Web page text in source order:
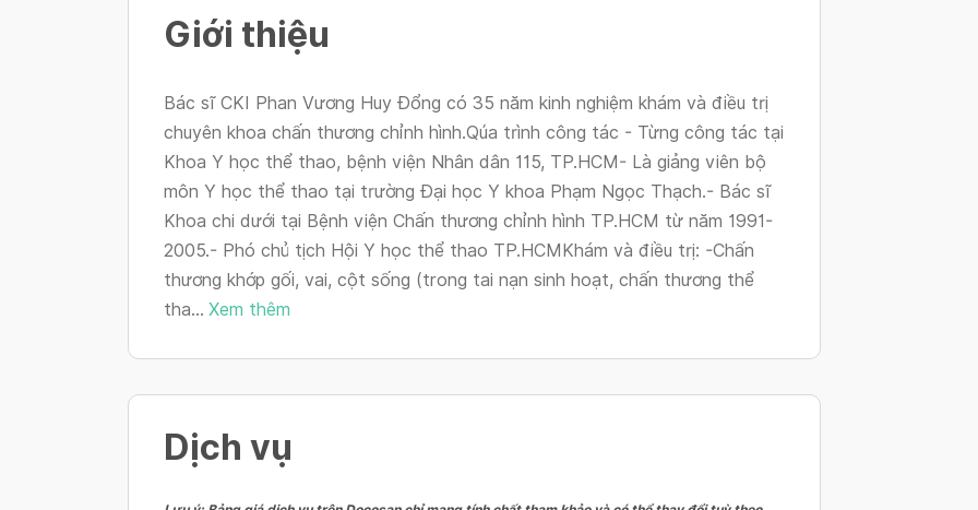
Giới thiệu
Bác sĩ CKI Phan Vương Huy Đổng có 35 năm kinh nghiệm khám và điều trị
chuyên khoa chấn thương chỉnh hình.Qúa trình công tác - Từng công tác tại
Khoa Y học thể thao, bệnh viện Nhân dân 115, TP.HCM- Là giảng viên bộ
môn Y học thể thao tại trường Đại học Y khoa Phạm Ngọc Thạch.- Bác sĩ
Khoa chi dưới tại Bệnh viện Chấn thương chỉnh hình TP.HCM từ năm 1991-
2005.- Phó chủ tịch Hội Y học thể thao TP.HCMKhám và điều trị: -Chấn
thương khớp gối, vai, cột sống (trong tai nạn sinh hoạt, chấn thương thể
tha... Xem thêm
Dịch vụ